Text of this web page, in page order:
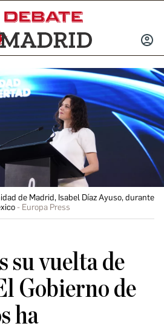
INICIAR
de Madrid, Isabel Díaz Ayuso, durante
Europa Press
su vuelta de
Gobierno de
ha